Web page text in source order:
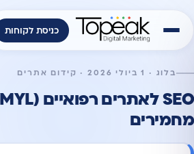
כניסת לקוחות
בלוג · 1 ביולי 2026 · קידום אתרים
מחמירים